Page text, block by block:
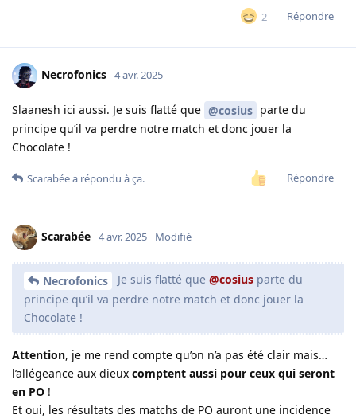
2 Répondre
Necrofonics 4 avr. 2025
Slaanesh ici aussi. Je suis flatté que @cosius parte du
principe qu’il va perdre notre match et donc jouer la
Chocolate !
Répondre
Scarabéea répondu à ça.
Scarabée 4 avr. 2025 Modifié
Necrofonics Je suis flatté que @cosius parte du
principe qu’il va perdre notre match et donc jouer la
Chocolate !
Attention, je me rend compte qu’on n’a pas été clair mais…
l’allégeance aux dieux comptent aussi pour ceux qui seront
en PO !
Et oui, les résultats des matchs de PO auront une incidence